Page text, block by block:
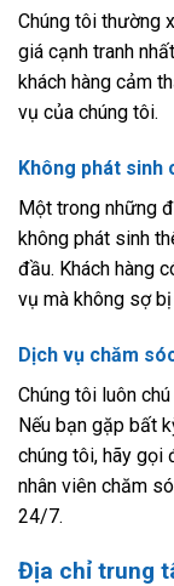
Chúng tôi thường
giá cạnh tranh
khách hàng cảm
vụ của chúng tôi.
Không phát sinh
Một trong những
không phát sinh
đầu. Khách hàng
vụ mà không sợ bị
Dịch vụ chăm
Chúng tôi luôn
Nếu bạn gặp bất
chúng tôi, hãy gọi
nhân viên chăm
24/7.
Địa chỉ trung